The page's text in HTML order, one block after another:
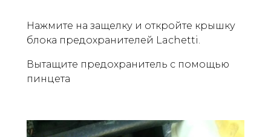
Нажмите на защелку и откройте крышку
блока предохранителей Lachetti.
Вытащите предохранитель с помощью
пинцета